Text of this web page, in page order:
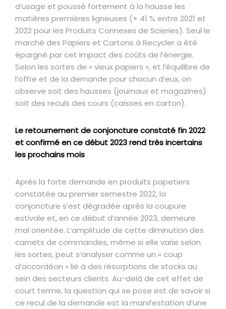
d’usage et poussé fortement à la hausse les
matières premières ligneuses (+ 41 % entre 2021 et
2022 pour les Produits Connexes de Scieries). Seul le
marché des Papiers et Cartons à Recycler a été
épargné par cet impact des coûts de l’énergie.
Selon les sortes de « vieux papiers », et l’équilibre de
l’offre et de la demande pour chacun d’eux, on
observe soit des hausses (journaux et magazines)
soit des reculs des cours (caisses en carton).
Le retournement de conjoncture constaté fin 2022
et confirmé en ce début 2023 rend très incertains
les prochains mois
Après la forte demande en produits papetiers
constatée au premier semestre 2022, la
conjoncture s’est dégradée après la coupure
estivale et, en ce début d’année 2023, demeure
mal orientée. L’amplitude de cette diminution des
carnets de commandes, même si elle varie selon
les sortes, peut s’analyser comme un « coup
d’accordéon » lié à des résorptions de stocks au
sein des secteurs clients. Au-delà de cet effet de
court terme, la question qui se pose est de savoir si
ce recul de la demande est la manifestation d’une